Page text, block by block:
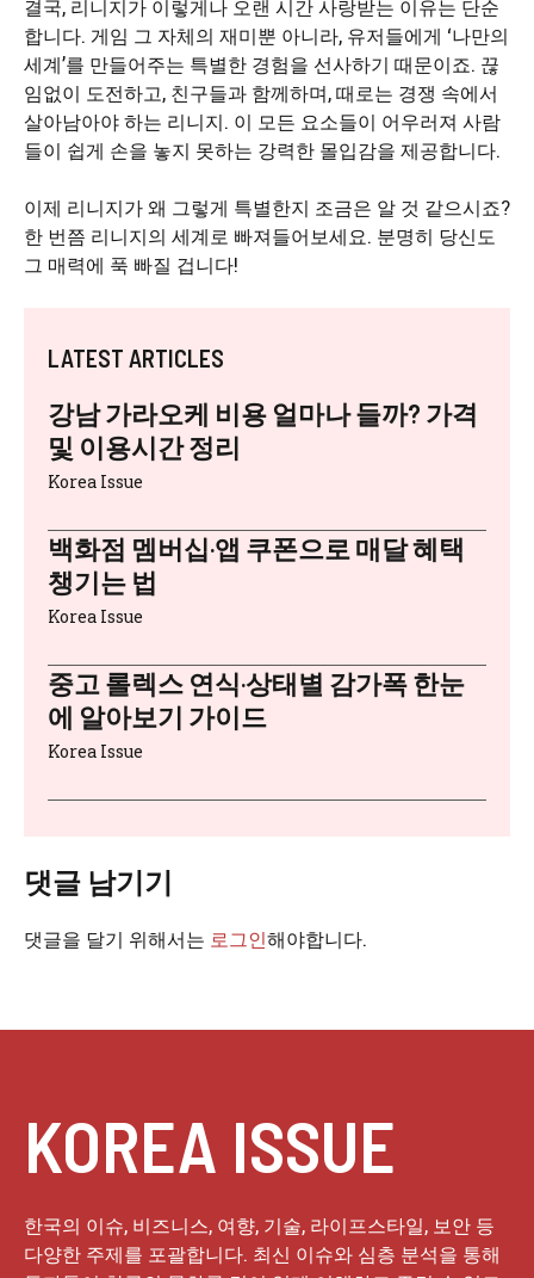
결국, 리니지가 이렇게나 오랜 시간 사랑받는 이유는 단순
합니다. 게임 그 자체의 재미뿐 아니라, 유저들에게 ‘나만의
세계’를 만들어주는 특별한 경험을 선사하기 때문이죠. 끊
임없이 도전하고, 친구들과 함께하며, 때로는 경쟁 속에서
살아남아야 하는 리니지. 이 모든 요소들이 어우러져 사람
들이 쉽게 손을 놓지 못하는 강력한 몰입감을 제공합니다.
이제 리니지가 왜 그렇게 특별한지 조금은 알 것 같으시죠?
한 번쯤 리니지의 세계로 빠져들어보세요. 분명히 당신도
그 매력에 푹 빠질 겁니다!
LATEST ARTICLES
강남 가라오케 비용 얼마나 들까? 가격
및 이용시간 정리
Korea Issue
백화점 멤버십·앱 쿠폰으로 매달 혜택
챙기는 법
Korea Issue
중고 롤렉스 연식·상태별 감가폭 한눈
에 알아보기 가이드
Korea Issue
댓글 남기기
댓글을 달기 위해서는 로그인해야합니다.
KOREA ISSUE
한국의 이슈, 비즈니스, 여향, 기술, 라이프스타일, 보안 등
다양한 주제를 포괄합니다. 최신 이슈와 심층 분석을 통해